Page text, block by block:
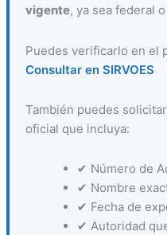
vigente, ya sea federal
Puedes verificarlo en el
Consultar en SIRVOES
También puedes
oficial que incluya:
✔ Número de
✔ Nombre
✔ Fecha de
✔ Autoridad